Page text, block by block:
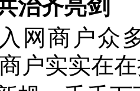
治齐亮剑
网商户众
户实实在